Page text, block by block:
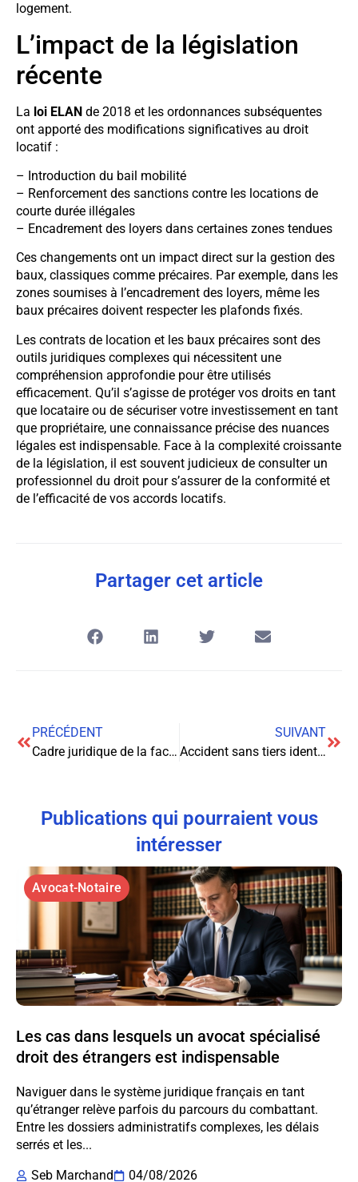
logement.
L’impact de la législation
récente
La loi ELAN de 2018 et les ordonnances subséquentes
ont apporté des modifications significatives au droit
locatif :
– Introduction du bail mobilité
– Renforcement des sanctions contre les locations de
courte durée illégales
– Encadrement des loyers dans certaines zones tendues
Ces changements ont un impact direct sur la gestion des
baux, classiques comme précaires. Par exemple, dans les
zones soumises à l’encadrement des loyers, même les
baux précaires doivent respecter les plafonds fixés.
Les contrats de location et les baux précaires sont des
outils juridiques complexes qui nécessitent une
compréhension approfondie pour être utilisés
efficacement. Qu’il s’agisse de protéger vos droits en tant
que locataire ou de sécuriser votre investissement en tant
que propriétaire, une connaissance précise des nuances
légales est indispensable. Face à la complexité croissante
de la législation, il est souvent judicieux de consulter un
professionnel du droit pour s’assurer de la conformité et
de l’efficacité de vos accords locatifs.
Partager cet article
PRÉCÉDENT
Cadre juridique de la facturation électronique obligatoire en France
SUIVANT
Accident sans tiers identifié : Vos droits et recours en assurance auto
Publications qui pourraient vous
intéresser
Avocat-Notaire
Les cas dans lesquels un avocat spécialisé
droit des étrangers est indispensable
Naviguer dans le système juridique français en tant
qu’étranger relève parfois du parcours du combattant.
Entre les dossiers administratifs complexes, les délais
serrés et les...
Seb Marchand
04/08/2026